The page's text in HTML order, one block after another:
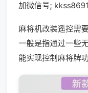
加微信号;
麻将机改装遥控需
一般是指通过一些
能实现控制麻将牌